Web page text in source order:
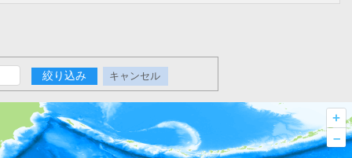
絞り込み キャンセル
+
–